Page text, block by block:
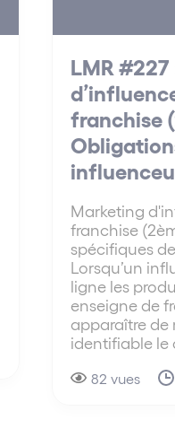
LMR
franchise
Marketing
franchise
spécifiques
Lorsqu’un
ligne les
enseigne de
apparaître de
identifiable le
82 vues